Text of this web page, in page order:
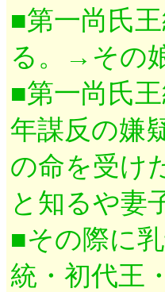
■第一尚氏王
る。→その
■第一尚氏
年謀反の嫌
の命を受け
と知るや妻
■その際に
統・初代王・